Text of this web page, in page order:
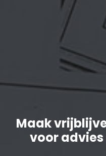
Maak
voor